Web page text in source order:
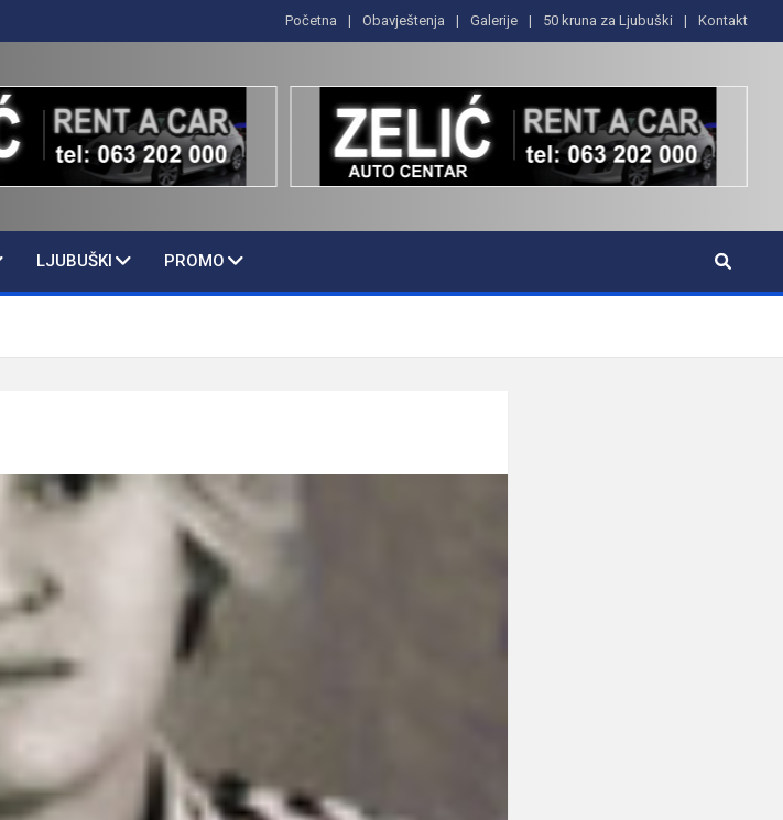
Početna Obavještenja Galerije 50 kruna za Ljubuški Kontakt
LJUBUŠKI PROMO